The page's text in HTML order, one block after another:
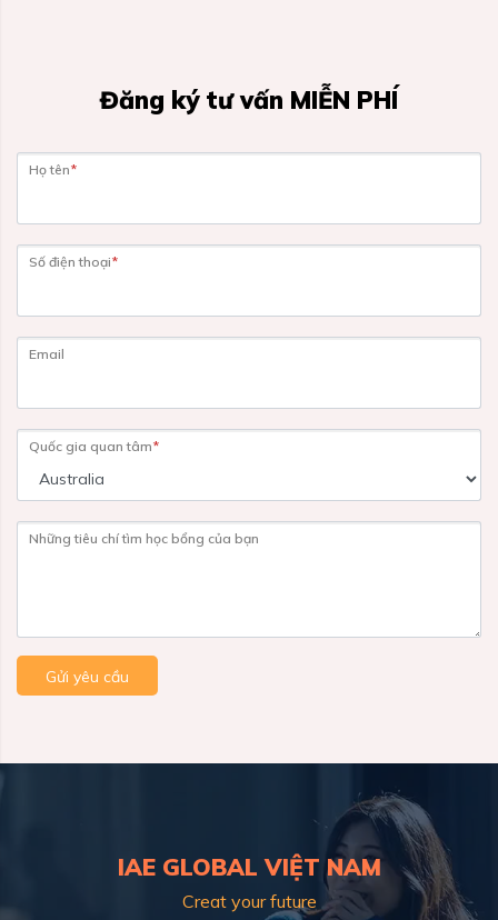
Đăng ký tư vấn MIỄN PHÍ
Họ tên*
Số điện thoại*
Email
Quốc gia quan tâm*
Những tiêu chí tìm học bổng của bạn
Gửi yêu cầu
IAE GLOBAL VIỆT NAM
Creat your future